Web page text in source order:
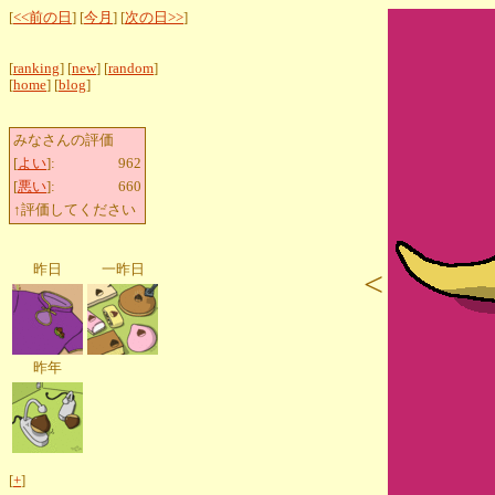
[<<前の日 ] [今月 ] [次の日>>]
[ranking] [new] [random]
[home] [blog]
みなさんの評価
[よい]:
962
[悪い]:
660
↑評価してください
昨日 一昨日
昨年
[+]
<